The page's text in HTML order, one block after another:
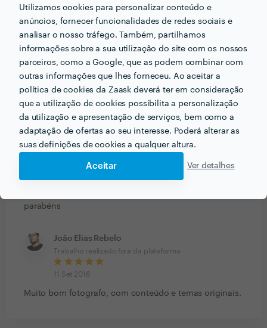
Utilizamos cookies para personalizar conteúdo e
anúncios, fornecer funcionalidades de redes sociais e
analisar o nosso tráfego. Também, partilhamos
informações sobre a sua utilização do site com os nossos
parceiros, como a Google, que as podem combinar com
outras informações que lhes forneceu. Ao aceitar a
política de cookies da Zaask deverá ter em consideração
que a utilização de cookies possibilita a personalização
da utilização e apresentação de serviços, bem como a
adaptação de ofertas ao seu interesse. Poderá alterar as
suas definições de cookies a qualquer altura.
Aceitar Ver detalhes
NiLw
Trabalho realizado fora da plataforma
Focado, trabalhador e original. Muito aberto à
aglutinação de ideias distintas.
Antonio Guerreiro Nunes
Trabalho realizado fora da plataforma
12 Set 2016
É se louvar a forma inovadora e singular de ver e
descrever através das imagens que muito bem sabe
parabéns
João Elias Rebelo
Trabalho realizado fora da plataforma
11 Set 2016
Muito bom fotografo, com conteúdo e temas originais.